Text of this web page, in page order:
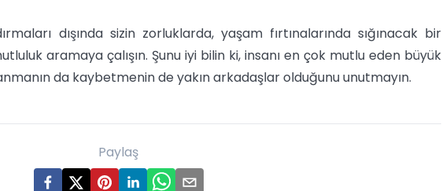
dışında sizin zorluklarda, yaşam fırtınalarında sığınacak bir
aramaya çalışın. Şunu iyi bilin ki, insanı en çok mutlu eden büyük
da kaybetmenin de yakın arkadaşlar olduğunu unutmayın.
Paylaş